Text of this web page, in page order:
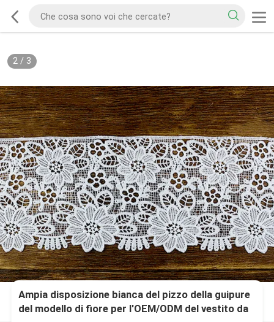
2/ 3
Ampia disposizione bianca del pizzo della guipure
del modello di fiore per l'OEM/ODM del vestito da